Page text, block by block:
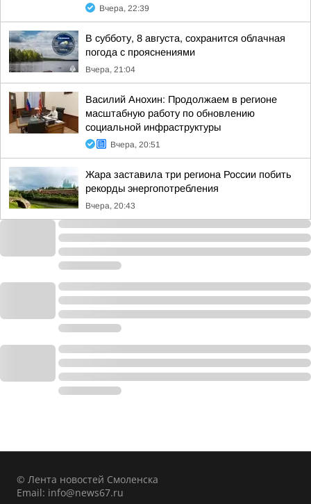
Вчера, 22:39
В субботу, 8 августа, сохранится облачная
погода с прояснениями
Вчера, 21:04
Василий Анохин: Продолжаем в регионе
масштабную работу по обновлению
социальной инфраструктуры
Вчера, 20:51
Жара заставила три региона России побить
рекорды энергопотребления
Вчера, 20:43
© Лента новостей Смоленска
Email: info@news67.ru